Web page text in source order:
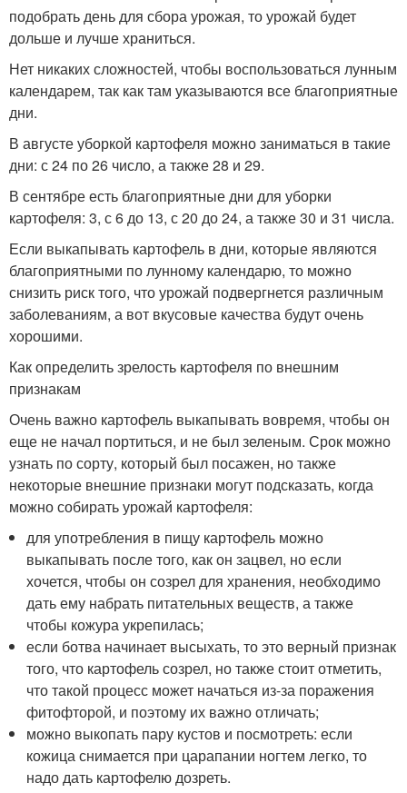
подобрать день для сбора урожая, то урожай будет
дольше и лучше храниться.
Нет никаких сложностей, чтобы воспользоваться лунным
календарем, так как там указываются все благоприятные
дни.
В августе уборкой картофеля можно заниматься в такие
дни: с 24 по 26 число, а также 28 и 29.
В сентябре есть благоприятные дни для уборки
картофеля: 3, с 6 до 13, с 20 до 24, а также 30 и 31 числа.
Если выкапывать картофель в дни, которые являются
благоприятными по лунному календарю, то можно
снизить риск того, что урожай подвергнется различным
заболеваниям, а вот вкусовые качества будут очень
хорошими.
Как определить зрелость картофеля по внешним
признакам
Очень важно картофель выкапывать вовремя, чтобы он
еще не начал портиться, и не был зеленым. Срок можно
узнать по сорту, который был посажен, но также
некоторые внешние признаки могут подсказать, когда
можно собирать урожай картофеля:
для употребления в пищу картофель можно
выкапывать после того, как он зацвел, но если
хочется, чтобы он созрел для хранения, необходимо
дать ему набрать питательных веществ, а также
чтобы кожура укрепилась;
если ботва начинает высыхать, то это верный признак
того, что картофель созрел, но также стоит отметить,
что такой процесс может начаться из-за поражения
фитофторой, и поэтому их важно отличать;
можно выкопать пару кустов и посмотреть: если
кожица снимается при царапании ногтем легко, то
надо дать картофелю дозреть.